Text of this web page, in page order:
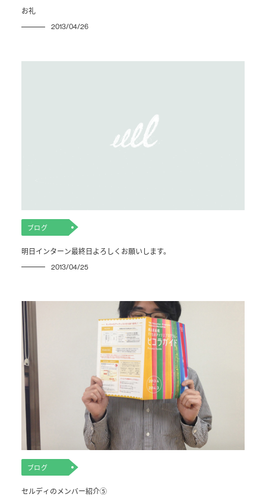
お礼
2013/04/26
ブログ
明日インターン最終日よろしくお願いします。
2013/04/25
ブログ
セルディのメンバー紹介⑤